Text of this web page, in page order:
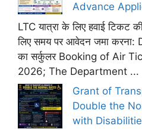
Advance
LTC यात्रा के लिए हवाई टिकट
लिए समय पर आवेदन जमा
का सर्कुलर Booking of Air
2026; The Department ...
Grant of
Double the
with